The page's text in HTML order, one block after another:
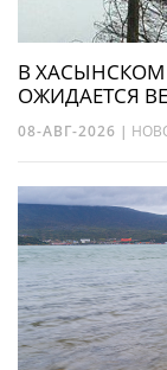
В
ОЖИДАЕТСЯ
08-АВГ-2026 |